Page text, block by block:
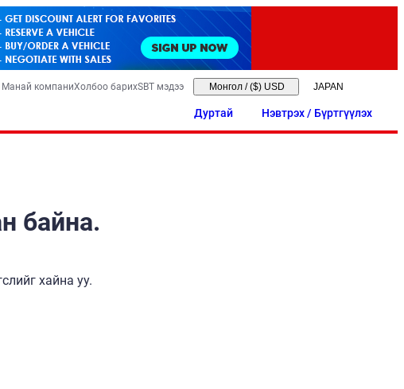
Манай компаниХолбоо барихSBT мэдээ Монгол / ($) USD
Дуртай Нэвтрэх / Бүртгүүлэх
байна.
хайна уу.